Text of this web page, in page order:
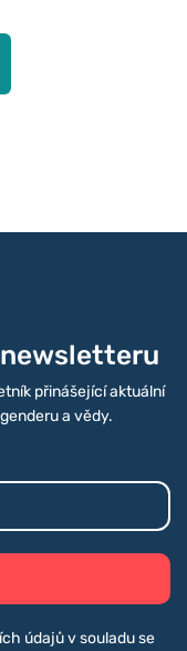
přinášející aktuální
a vědy.
údajů v souladu se